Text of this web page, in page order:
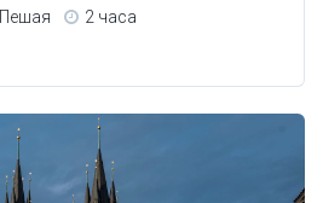
Пешая 2 часа